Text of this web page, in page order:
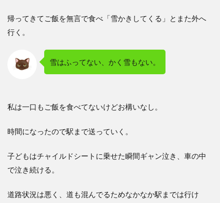
帰ってきてご飯を無言で食べ「雪かきしてくる」とまた外へ
行く。
雪はふってない、かく雪もない。
私は一口もご飯を食べてないけどお構いなし。
時間になったので駅まで送っていく。
子どもはチャイルドシートに乗せた瞬間ギャン泣き、車の中
で泣き続ける。
道路状況は悪く、道も混んでるためなかなか駅までは行け